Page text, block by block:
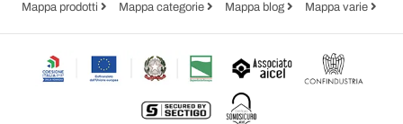
Mappa prodotti Mappa categorie Mappa blog Mappa varie